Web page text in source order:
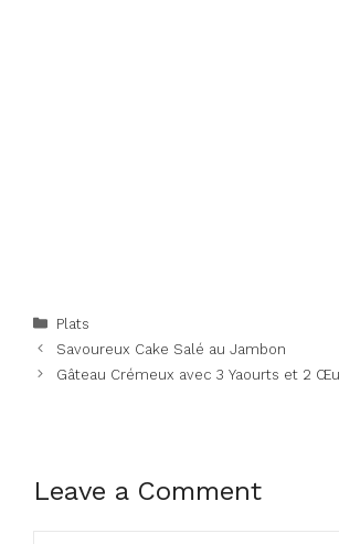
Categories
Plats
Savoureux Cake Salé au Jambon
Gâteau Crémeux avec 3 Yaourts et 2
Leave a Comment